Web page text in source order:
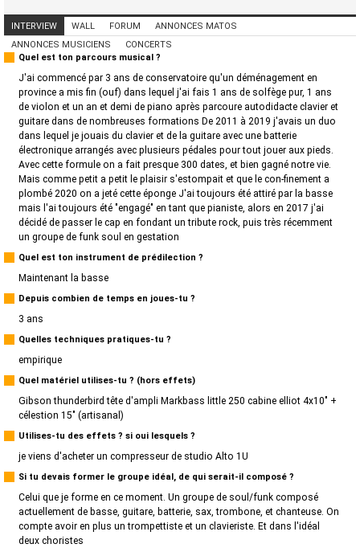
INTERVIEW WALL FORUM
ANNONCES MATOS
ANNONCES MUSICIENS
CONCERTS
Quel est ton parcours musical ?
J'ai commencé par 3 ans de conservatoire qu'un déménagement en
province a mis fin (ouf) dans lequel j'ai fais 1 ans de solfège pur, 1 ans
de violon et un an et demi de piano après parcoure autodidacte clavier et
guitare dans de nombreuses formations De 2011 à 2019 j'avais un duo
dans lequel je jouais du clavier et de la guitare avec une batterie
électronique arrangés avec plusieurs pédales pour tout jouer aux pieds.
Avec cette formule on a fait presque 300 dates, et bien gagné notre vie.
Mais comme petit a petit le plaisir s'estompait et que le con-finement a
plombé 2020 on a jeté cette éponge J'ai toujours été attiré par la basse
mais l'ai toujours été "engagé" en tant que pianiste, alors en 2017 j'ai
décidé de passer le cap en fondant un tribute rock, puis très récemment
un groupe de funk soul en gestation
Quel est ton instrument de prédilection ?
Maintenant la basse
Depuis combien de temps en joues-tu ?
3 ans
Quelles techniques pratiques-tu ?
empirique
Quel matériel utilises-tu ? (hors effets)
Gibson thunderbird tête d'ampli Markbass little 250 cabine elliot 4x10" +
célestion 15" (artisanal)
Utilises-tu des effets ? si oui lesquels ?
je viens d'acheter un compresseur de studio Alto 1U
Si tu devais former le groupe idéal, de qui serait-il composé ?
Celui que je forme en ce moment. Un groupe de soul/funk composé
actuellement de basse, guitare, batterie, sax, trombone, et chanteuse. On
compte avoir en plus un trompettiste et un clavieriste. Et dans l'idéal
deux choristes